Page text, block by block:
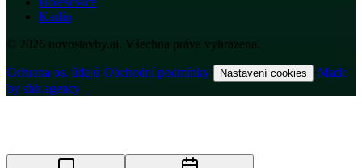
Karlín
© 2026 novostavby.ai. Všechna práva vyhrazena.
Ochrana os. údajů·Obchodní podmínky· Nastavení cookies ·Made
by shh.agency